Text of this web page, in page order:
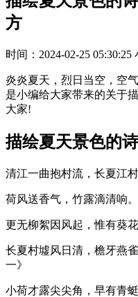
方
时间： 2024-02-25 05:30:25
炎炎夏天，烈日当空，空
是小编给大家带来的关于
大家!
描绘夏天景色的诗
清江一曲抱村流，长夏江
荷风送香气，竹露滴清响
更无柳絮因风起，惟有葵
长夏村墟风日清，檐牙燕
一》
小荷才露尖尖角，早有青